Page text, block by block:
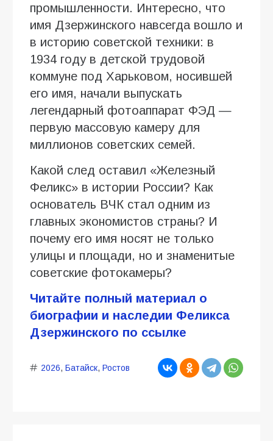
промышленности. Интересно, что
имя Дзержинского навсегда вошло и
в историю советской техники: в
1934 году в детской трудовой
коммуне под Харьковом, носившей
его имя, начали выпускать
легендарный фотоаппарат ФЭД —
первую массовую камеру для
миллионов советских семей.
Какой след оставил «Железный
Феликс» в истории России? Как
основатель ВЧК стал одним из
главных экономистов страны? И
почему его имя носят не только
улицы и площади, но и знаменитые
советские фотокамеры?
Читайте полный материал о
биографии и наследии Феликса
Дзержинского по ссылке
2026, Батайск, Ростов